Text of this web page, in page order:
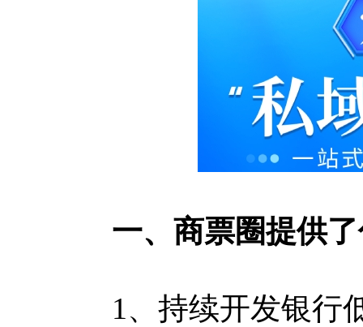
一、商票圈提供了
1、持续开发银行低